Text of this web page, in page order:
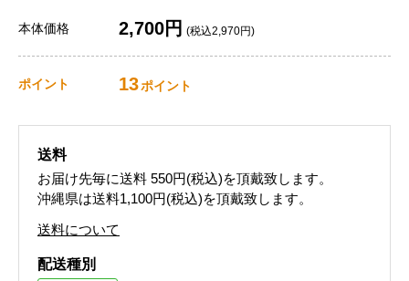
本体価格 2,700円 (税込2,970円)
ポイント 13ポイント
送料
お届け先毎に送料 550円(税込)を頂戴致します。
沖縄県は送料1,100円(税込)を頂戴致します。
送料について
配送種別